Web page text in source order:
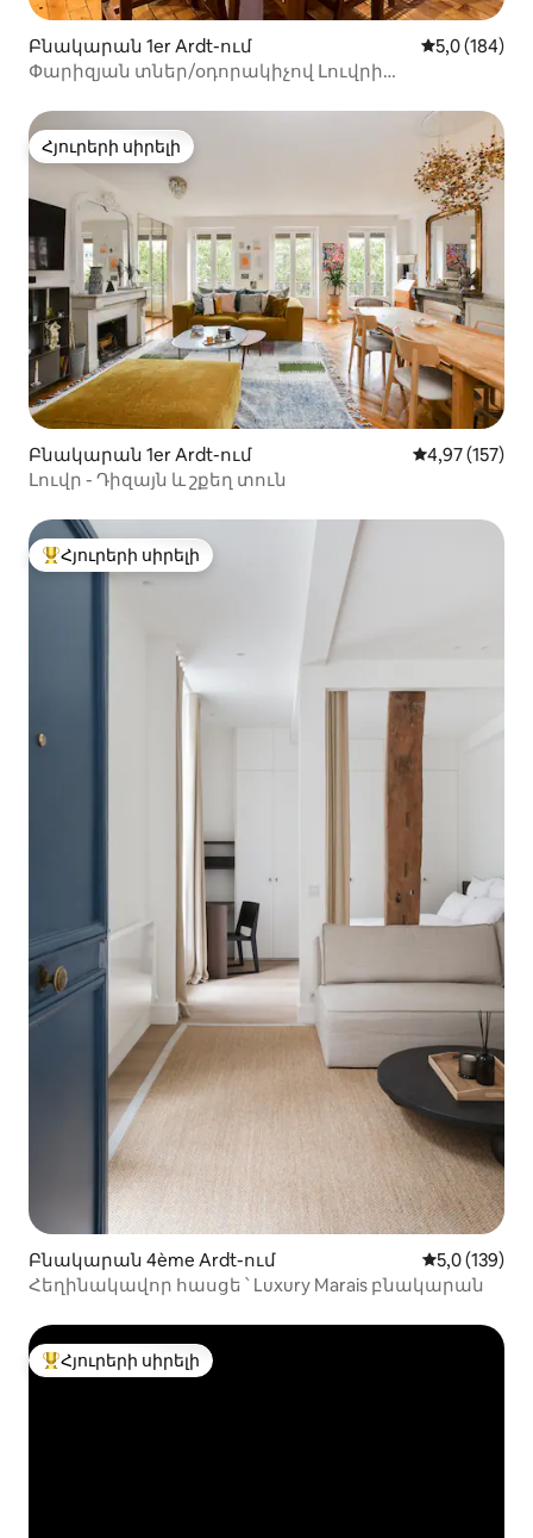
Բնակարան 1er Ardt-ում Միջին
5,0 (184)
Փարիզյան տներ/օդորակիչով Լուվրի
Հյուրերի սիրելի
Հյուրերի սիրելի
Բնակարան 1er Ardt-ում Միջին
4,97 (157)
Լուվր - Դիզայն և շքեղ տուն
Հյուրերի սիրելի լավագույն տները
Հյուրերի սիրելի
Բնակարան 4ème Ardt-ում Միջին
5,0 (139)
Հեղինակավոր հասցե ՝ Luxury Marais բնակարան
Հյուրերի սիրելի լավագույն տները
Հյուրերի սիրելի